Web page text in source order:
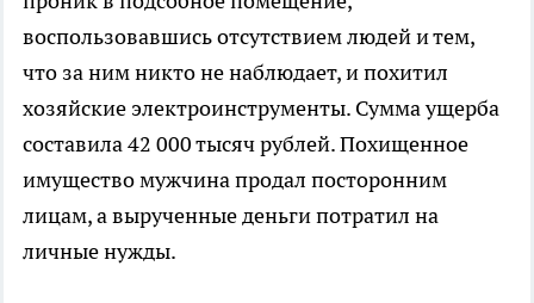
воспользовавшись отсутствием людей и тем,
что за ним никто не наблюдает, и похитил
хозяйские электроинструменты. Сумма ущерба
составила 42 000 тысяч рублей. Похищенное
имущество мужчина продал посторонним
лицам, а вырученные деньги потратил на
личные нужды.